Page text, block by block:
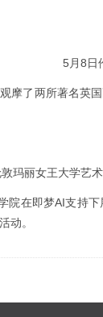
5月8日
摩了两所著名英
玛丽女王大学艺
院在即梦AI支持
动。